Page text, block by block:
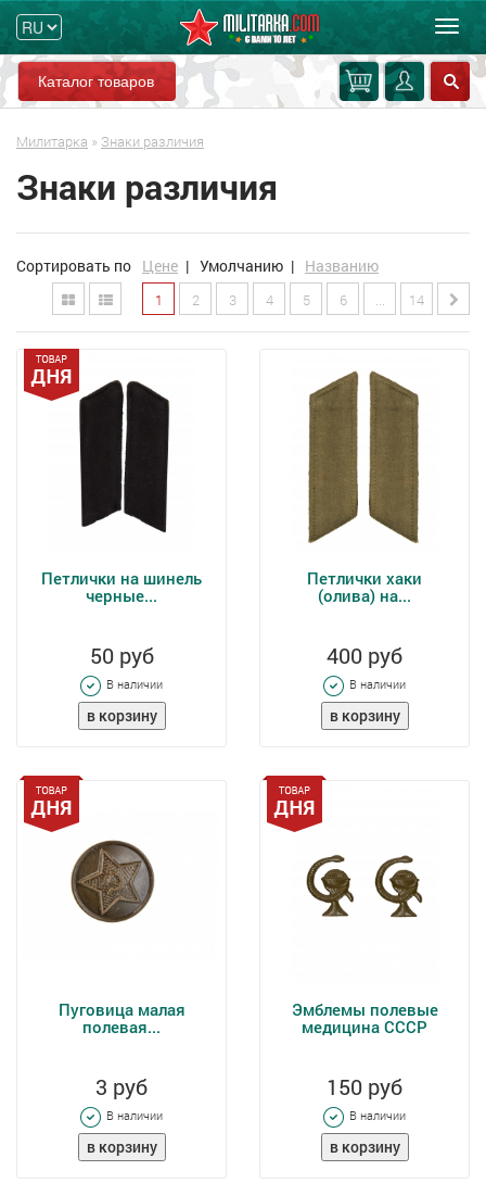
Каталог товаров
Милитарка » Знаки различия
Знаки различия
Сортировать по Цене | Умолчанию | Названию
1 2 3 4 5 6 ... 14
Петлички на шинель
черные...
50 руб
В наличии
Петлички хаки
(олива) на...
400 руб
В наличии
Пуговица малая
полевая...
3 руб
В наличии
Эмблемы полевые
медицина СССР
150 руб
В наличии